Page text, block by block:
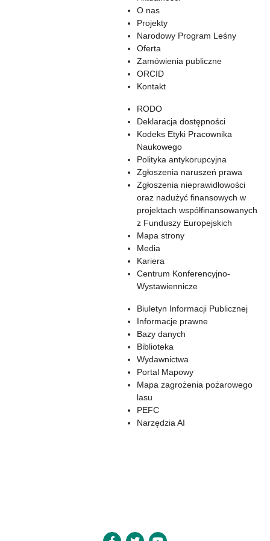
O nas
Projekty
Narodowy Program Leśny
Oferta
Zamówienia publiczne
ORCID
Kontakt
RODO
Deklaracja dostępności
Kodeks Etyki Pracownika
Naukowego
Polityka antykorupcyjna
Zgłoszenia naruszeń prawa
Zgłoszenia nieprawidłowości
oraz nadużyć finansowych w
projektach współfinansowanych
z Funduszy Europejskich
Mapa strony
Media
Kariera
Centrum Konferencyjno-
Wystawiennicze
Biuletyn Informacji Publicznej
Informacje prawne
Bazy danych
Biblioteka
Wydawnictwa
Portal Mapowy
Mapa zagrożenia pożarowego
lasu
PEFC
Narzędzia AI